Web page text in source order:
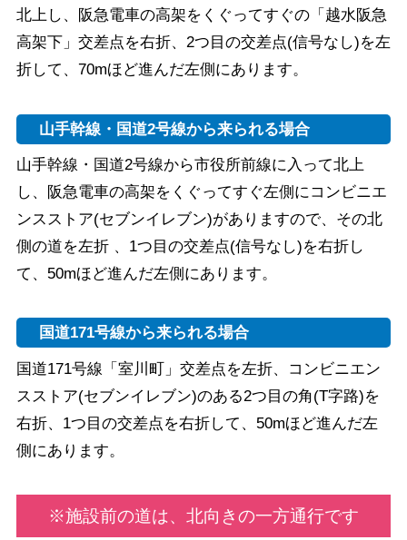
北上し、阪急電車の高架をくぐってすぐの「越水阪急
高架下」交差点を右折、2つ目の交差点(信号なし)を左
折して、70mほど進んだ左側にあります。
山手幹線・国道2号線から来られる場合
山手幹線・国道2号線から市役所前線に入って北上
し、阪急電車の高架をくぐってすぐ左側にコンビニエ
ンスストア(セブンイレブン)がありますので、その北
側の道を左折 、1つ目の交差点(信号なし)を右折し
て、50mほど進んだ左側にあります。
国道171号線から来られる場合
国道171号線「室川町」交差点を左折、コンビニエン
スストア(セブンイレブン)のある2つ目の角(T字路)を
右折、1つ目の交差点を右折して、50mほど進んだ左
側にあります。
※施設前の道は、北向きの一方通行です